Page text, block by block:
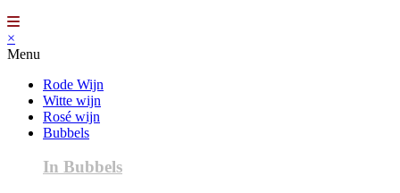
×
Menu
Rode Wijn
Witte wijn
Rosé wijn
Bubbels
In Bubbels